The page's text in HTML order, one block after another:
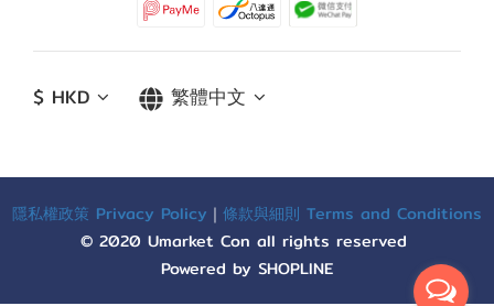
$ HKD 繁體中文
隱私權政策 Privacy Policy ｜ 條款與細則 Terms and Conditions
© 2020 Umarket Con all rights reserved
Powered by SHOPLINE